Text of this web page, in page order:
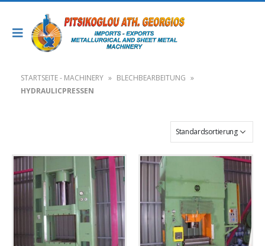
STARTSEITE - MACHINERY » BLECHBEARBEITUNG »
HYDRAULICPRESSEN